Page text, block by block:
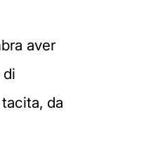
aver
da